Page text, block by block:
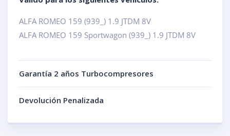
ALFA ROMEO 159 (939_) 1.9 JTDM 8V
ALFA ROMEO 159 Sportwagon (939_) 1.9 JTDM 8V
Garantía 2 años Turbocompresores
Devolución Penalizada